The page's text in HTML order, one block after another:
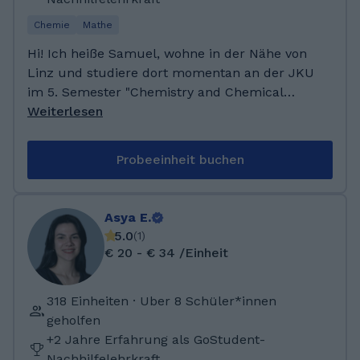
ich immer eine Hilfe, sobald sie auf mich
Chemie Mathe
Hi! Ich heiße Samuel, wohne in der Nähe von
Linz und studiere dort momentan an der JKU
im 5. Semester "Chemistry and Chemical
Engineering". Neben Chemie befasst man sich
gegeben. Weil ich mich selbst viel mit
Mathematik und Chemie im Studium
auseinander setze, kann ich also den Lernstoff
vermitteln und Tipps geben. Standardmäßig
die VS und NMS, danach die Polytechnische
Schule Pregarten, woraufhin ich mich gegen
eine Lehre entschieden habe und stattdessen
das BORG Perg im humanbiologischen Zweig
Weiterlesen
Probeeinheit buchen
Asya E.
5.0(1)
€ 20 - € 34 /Einheit
318 Einheiten · Uber 8 Schüler*innen
geholfen
+2 Jahre Erfahrung als GoStudent-